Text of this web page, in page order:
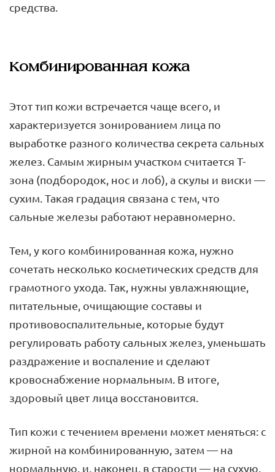
средства.
Комбинированная кожа
Этот тип кожи встречается чаще всего, и
характеризуется зонированием лица по
выработке разного количества секрета сальных
желез. Самым жирным участком считается Т-
зона (подбородок, нос и лоб), а скулы и виски —
сухим. Такая градация связана с тем, что
сальные железы работают неравномерно.
Тем, у кого комбинированная кожа, нужно
сочетать несколько косметических средств для
грамотного ухода. Так, нужны увлажняющие,
питательные, очищающие составы и
противовоспалительные, которые будут
регулировать работу сальных желез, уменьшать
раздражение и воспаление и сделают
кровоснабжение нормальным. В итоге,
здоровый цвет лица восстановится.
Тип кожи с течением времени может меняться: с
жирной на комбинированную, затем — на
нормальную, и, наконец, в старости — на сухую.